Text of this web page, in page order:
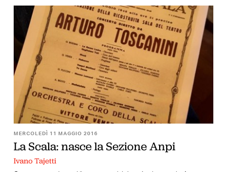
MERCOLEDÌ 11 MAGGIO 2016
La Scala: nasce la Sezione Anpi
Ivano Tajetti